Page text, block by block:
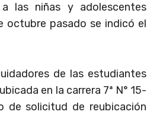
las niñas y adolescentes
octubre pasado se indicó el
de las estudiantes
en la carrera 7ª N° 15-
de solicitud de reubicación